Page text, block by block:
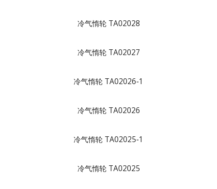
冷气惰轮 TA02028
冷气惰轮 TA02027
冷气惰轮 TA02026-1
冷气惰轮 TA02026
冷气惰轮 TA02025-1
冷气惰轮 TA02025